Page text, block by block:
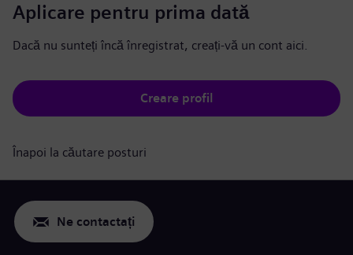
Aplicare pentru prima dată
Dacă nu sunteți încă înregistrat, creați-vă un cont aici.
Creare profil
Înapoi la căutare posturi
Ne contactați